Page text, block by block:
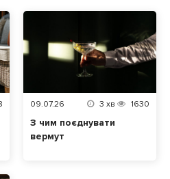
09.07.26 3 хв 1630
З чим поєднувати
вермут